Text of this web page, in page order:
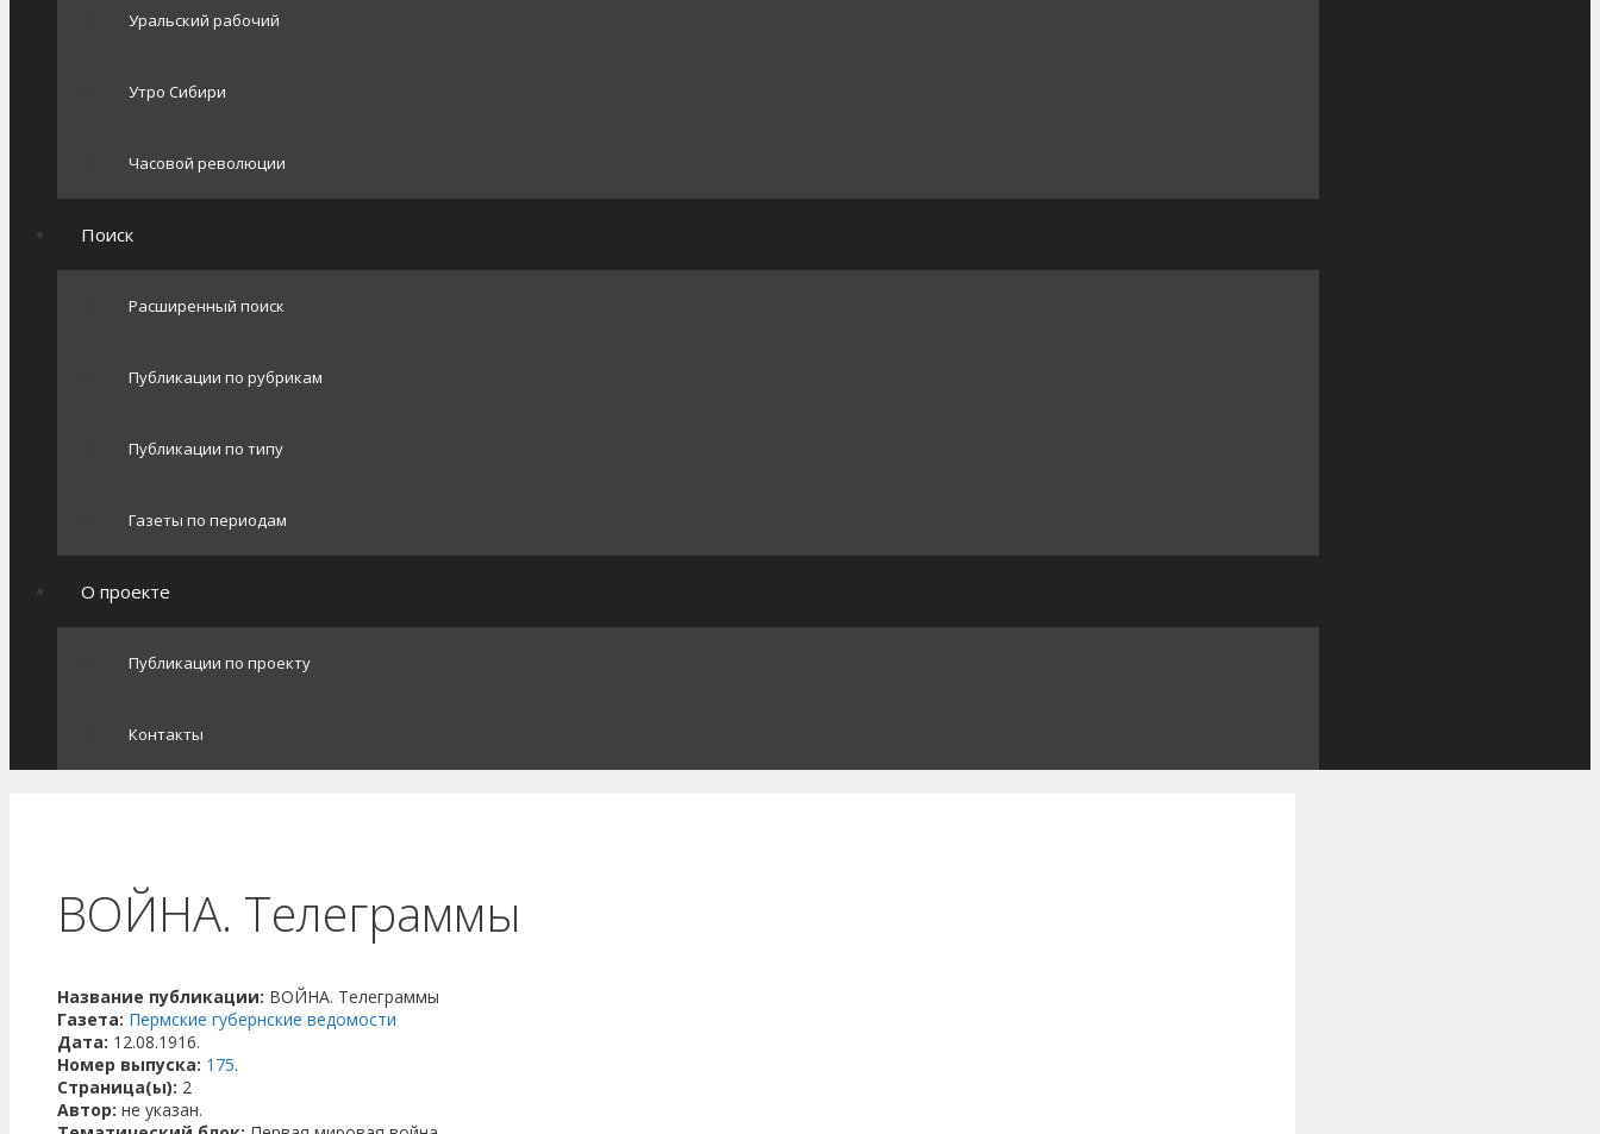
Уральский рабочий
Утро Сибири
Часовой революции
Поиск
Расширенный поиск
Публикации по рубрикам
Публикации по типу
Газеты по периодам
О проекте
Публикации по проекту
Контакты
ВОЙНА. Телеграммы
Название публикации: ВОЙНА. Телеграммы
Газета: Пермские губернские ведомости
Дата: 12.08.1916.
Номер выпуска: 175.
Страница(ы): 2
Автор: не указан.